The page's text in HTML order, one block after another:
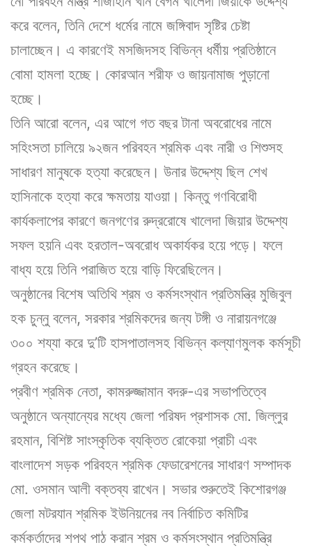
করে বলেন, তিনি দেশে ধর্মের নামে জঙ্গিবাদ সৃষ্টির চেষ্টা
চালাচ্ছেন। এ কারণেই মসজিদসহ বিভিন্ন ধর্মীয় প্রতিষ্ঠানে
বোমা হামলা হচ্ছে। কোরআন শরীফ ও জায়নামাজ পুড়ানো
হচ্ছে।
তিনি আরো বলেন, এর আগে গত বছর টানা অবরোধের নামে
সহিংসতা চালিয়ে ৯২জন পরিবহন শ্রমিক এবং নারী ও শিশুসহ
সাধারণ মানুষকে হত্যা করেছেন। উনার উদ্দেশ্য ছিল শেখ
হাসিনাকে হত্যা করে ক্ষমতায় যাওয়া। কিন্তু গণবিরোধী
কার্যকলাপের কারণে জনগণের রুদ্ররোষে খালেদা জিয়ার উদ্দেশ্য
সফল হয়নি এবং হরতাল-অবরোধ অকার্যকর হয়ে পড়ে। ফলে
বাধ্য হয়ে তিনি পরাজিত হয়ে বাড়ি ফিরেছিলেন।
অনুষ্ঠানের বিশেষ অতিথি শ্রম ও কর্মসংস্থান প্রতিমন্ত্রি মুজিবুল
হক চুন্নু বলেন, সরকার শ্রমিকদের জন্য টঙ্গী ও নারায়নগঞ্জে
৩০০ শয্যা করে দু’টি হাসপাতালসহ বিভিন্ন কল্যাণমুলক কর্মসূচী
গ্রহন করেছে।
প্রবীণ শ্রমিক নেতা, কামরুজ্জামান বদরু-এর সভাপতিত্বে
অনুষ্ঠানে অন্যান্যের মধ্যে জেলা পরিষদ প্রশাসক মো. জিল্লুর
রহমান, বিশিষ্ট সাংস্কৃতিক ব্যক্তিত রোকেয়া প্রাচী এবং
বাংলাদেশ সড়ক পরিবহন শ্রমিক ফেডারেশনের সাধারণ সম্পাদক
মো. ওসমান আলী বক্তব্য রাখেন। সভার শুরুতেই কিশোরগঞ্জ
জেলা মটরযান শ্রমিক ইউনিয়নের নব নির্বাচিত কমিটির
কর্মকর্তাদের শপথ পাঠ করান শ্রম ও কর্মসংস্থান প্রতিমন্ত্রি